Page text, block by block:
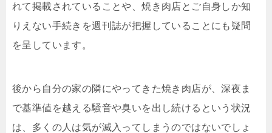
れて掲載されていることや、焼き肉店とご自身しか知
りえない手続きを週刊誌が把握していることにも疑問
を呈しています。
後から自分の家の隣にやってきた焼き肉店が、深夜ま
で基準値を越える騒音や臭いを出し続けるという状況
は、多くの人は気が滅入ってしまうのではないでしょ